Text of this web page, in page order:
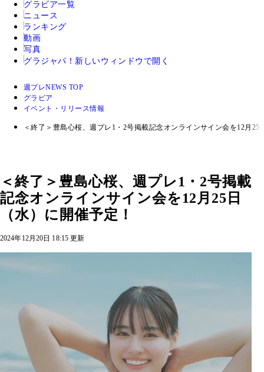
グラビア一覧
ニュース
ランキング
動画
写真
グラジャパ！ 新しいウィンドウで開く
週プレNEWS TOP
グラビア
イベント・リリース情報
＜終了＞豊島心桜、週プレ1・2号掲載記念オンラインサイン会を12月25
＜終了＞豊島心桜、週プレ1・2号掲載
記念オンラインサイン会を12月25日
（水）に開催予定！
2024年12月20日 18:15 更新